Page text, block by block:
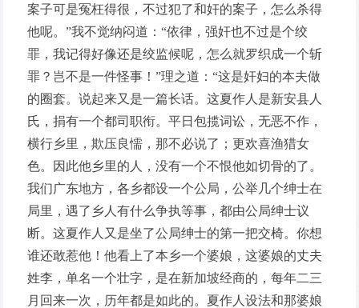
案子可是冤枉得很，不过犯了和奸的案子，怎么杀得
他呢。”我不觉纳闷道：“依律，强奸也不过是个绞
罪，我记得好像还是绞监候呢，怎么就罗织成一个斩
罪？岂不是一件怪事！”理之道：“这是奸妇的本夫做
的圈套。说起来又是一篇长话。这夏作人是新安县人
氏，捐有一个都司职衔。平日包揽词讼，无恶不作，
横行乡里，欺压良懦，那不必说了；更欢喜渔猎女
色。因此他乡里的人，没有一个不恨他如切骨的了。
我们广东地方，各乡都设一个公局，公举几个绅士在
局里，遇了乡人有什么争执等事，都由公局绅士议
断。这夏作人又是坐了公局绅士的第一把交椅。你想
谁还敢惹他！他看上了本乡一个婆娘，这婆娘的丈夫
姓李，单名一个壮字，是在新加坡经商的，每年二三
月回来一次，历年都是如此的。夏作人设法和那婆娘